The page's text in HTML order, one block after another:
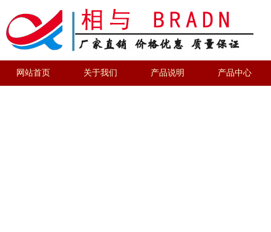
网站首页 关于我们 产品说明 产品中心